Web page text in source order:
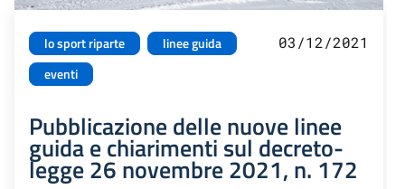
lo sport riparte
linee guida
eventi
03/12/2021
Pubblicazione delle nuove linee
guida e chiarimenti sul decreto-
legge 26 novembre 2021, n. 172